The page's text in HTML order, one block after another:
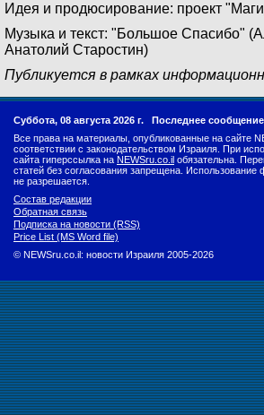
Идея и продюсирование: проект
Музыка и текст: "Большое Спасибо"
Анатолий Старостин)
Публикуется в рамках
Суббота, 08 августа 2026 г. Последнее
Все права на материалы, опубликованные на сайте
соответствии с законодательством Израиля. При
сайта гиперссылка на NEWSru.co.il обязательна.
статей без согласования запрещена. Использование
не разрешается.
Состав редакции
Обратная связь
Подписка на новости (RSS)
Price List (MS Word file)
© NEWSru.co.il: новости Израиля 2005-2026